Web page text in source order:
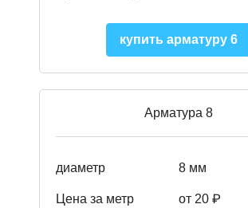
купить арматуру 6
Арматура 8
диаметр 8 мм
Цена за метр от 20 ₽